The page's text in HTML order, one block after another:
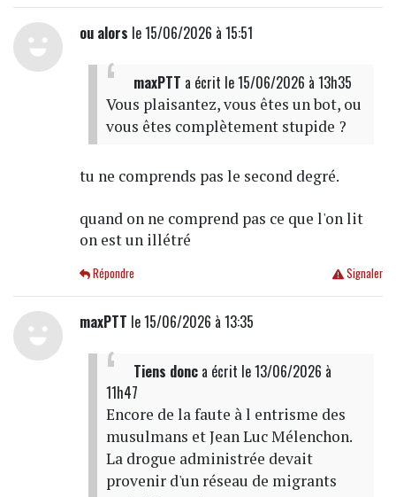
ou alors le 15/06/2026 à 15:51
maxPTT a écrit le 15/06/2026 à 13h35
Vous plaisantez, vous êtes un bot, ou
vous êtes complètement stupide ?
tu ne comprends pas le second degré.
quand on ne comprend pas ce que l'on lit
on est un illétré
Signaler
Répondre
maxPTT le 15/06/2026 à 13:35
Tiens donca écrit le 13/06/2026 à
11h47
Encore de la faute à l entrisme des
musulmans et Jean Luc Mélenchon.
La drogue administrée devait
provenir d'un réseau de migrants